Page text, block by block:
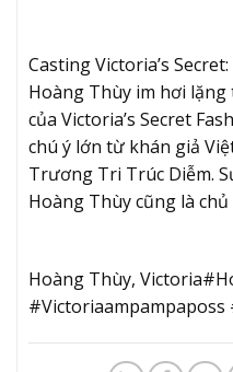
Casting Victoria’s
Hoàng Thùy im hơi lặng
của Victoria’s Secret
chú ý lớn từ khán giả
Trương Tri Trúc Diễm.
Hoàng Thùy cũng là
Hoàng Thùy,
#Victoriaampampaposs